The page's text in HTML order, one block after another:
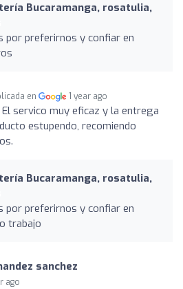
Bucaramanga, rosatulia,
por preferirnos y confiar en
en 1 year ago
El servico muy eficaz y la entrega
estupendo, recomiendo
Bucaramanga, rosatulia,
por preferirnos y confiar en
trabajo
sanchez
ago